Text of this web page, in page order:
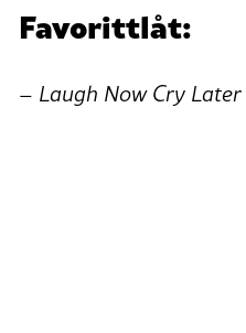
Favorittlåt:
– Laugh Now Cry Later